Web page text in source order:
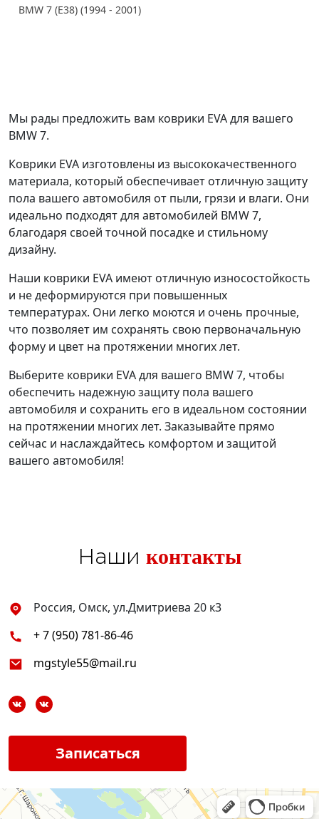
BMW 7 (Е38) (1994 - 2001)
Мы рады предложить вам коврики EVA для вашего
BMW 7.
Коврики EVA изготовлены из высококачественного
материала, который обеспечивает отличную защиту
пола вашего автомобиля от пыли, грязи и влаги. Они
идеально подходят для автомобилей BMW 7,
благодаря своей точной посадке и стильному
дизайну.
Наши коврики EVA имеют отличную износостойкость
и не деформируются при повышенных
температурах. Они легко моются и очень прочные,
что позволяет им сохранять свою первоначальную
форму и цвет на протяжении многих лет.
Выберите коврики EVA для вашего BMW 7, чтобы
обеспечить надежную защиту пола вашего
автомобиля и сохранить его в идеальном состоянии
на протяжении многих лет. Заказывайте прямо
сейчас и наслаждайтесь комфортом и защитой
вашего автомобиля!
Наши контакты
Россия, Омск, ул.Дмитриева 20 к3
+ 7 (950) 781-86-46
mgstyle55@mail.ru
Записаться